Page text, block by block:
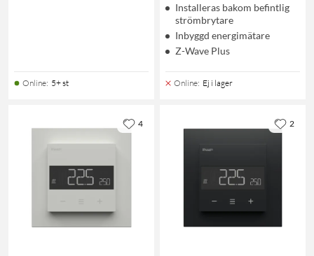
Online: 5+ st
Installeras bakom befintlig
strömbrytare
Inbyggd energimätare
Z-Wave Plus
Online: Ej i lager
4 2